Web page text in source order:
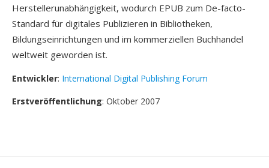
Herstellerunabhängigkeit, wodurch EPUB zum De-facto-
Standard für digitales Publizieren in Bibliotheken,
Bildungseinrichtungen und im kommerziellen Buchhandel
weltweit geworden ist.
Entwickler: International Digital Publishing Forum
Erstveröffentlichung: Oktober 2007